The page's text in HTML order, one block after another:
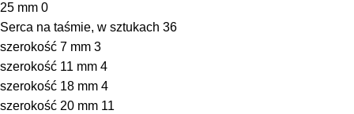
25 mm 0
Serca na taśmie, w sztukach 36
szerokość 7 mm 3
szerokość 11 mm 4
szerokość 18 mm 4
szerokość 20 mm 11